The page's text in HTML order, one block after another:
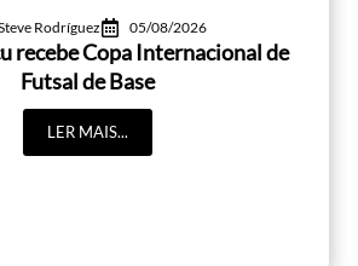
Rodríguez 05/08/2026
recebe Copa Internacional de
Futsal de Base
LER MAIS...